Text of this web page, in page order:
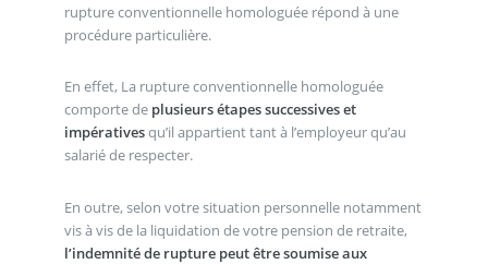
rupture conventionnelle homologuée répond à une
procédure particulière.
En effet, La rupture conventionnelle homologuée
comporte de plusieurs étapes successives et
impérativesqu’il appartient tant à l’employeur qu’au
salarié de respecter.
En outre, selon votre situation personnelle notamment
vis à vis de la liquidation de votre pension de retraite,
l’indemnité de rupture peut être soumise aux